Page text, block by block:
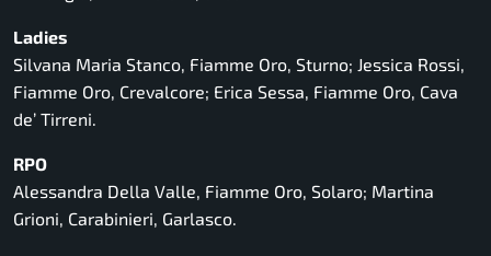
Ladies
Silvana Maria Stanco, Fiamme Oro, Sturno; Jessica Rossi,
Fiamme Oro, Crevalcore; Erica Sessa, Fiamme Oro, Cava
de’ Tirreni.
RPO
Alessandra Della Valle, Fiamme Oro, Solaro; Martina
Grioni, Carabinieri, Garlasco.